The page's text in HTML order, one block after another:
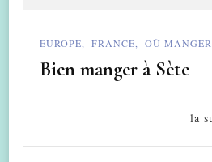
EUROPE FRANCE OÙ
Bien manger à Sète
la